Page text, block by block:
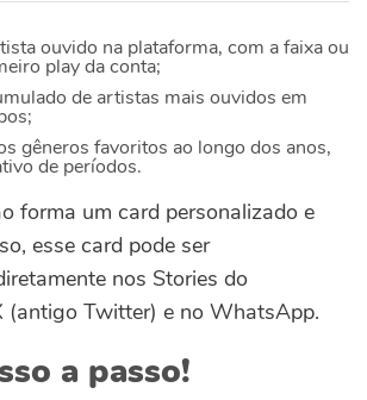
ouvido na plataforma, com a faixa ou
play da conta;
de artistas mais ouvidos em
gêneros favoritos ao longo dos anos,
de períodos.
forma um card personalizado e
esse card pode ser
nos Stories do
(antigo Twitter) e no WhatsApp.
a passo!